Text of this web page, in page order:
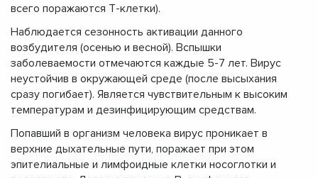
всего поражаются Т-клетки).
Наблюдается сезонность активации данного
возбудителя (осенью и весной). Вспышки
заболеваемости отмечаются каждые 5-7 лет. Вирус
неустойчив в окружающей среде (после высыхания
сразу погибает). Является чувствительным к высоким
температурам и дезинфицирующим средствам.
Попавший в организм человека вирус проникает в
верхние дыхательные пути, поражает при этом
эпителиальные и лимфоидные клетки носоглотки и